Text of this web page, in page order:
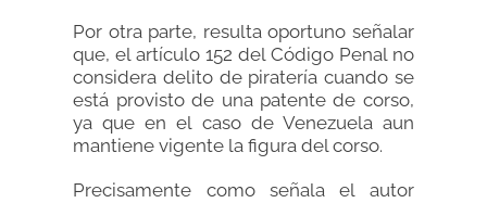
Por otra parte, resulta oportuno señalar
que, el artículo 152 del Código Penal no
considera delito de piratería cuando se
está provisto de una patente de corso,
ya que en el caso de Venezuela aun
mantiene vigente la figura del corso.
Precisamente como señala el autor